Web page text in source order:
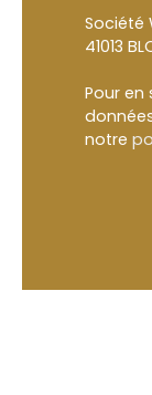
Société
41013
Pour
notre